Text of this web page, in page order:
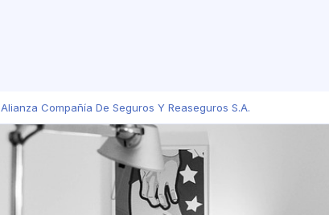
Alianza Compañía De Seguros Y Reaseguros S.A.